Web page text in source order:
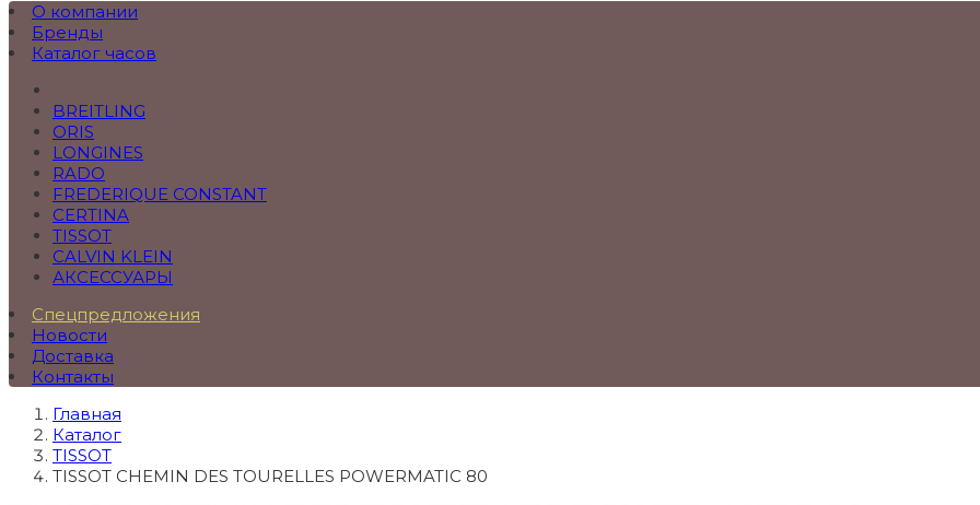
О компании
Бренды
Каталог часов
BREITLING
ORIS
LONGINES
RADO
FREDERIQUE CONSTANT
CERTINA
TISSOT
CALVIN KLEIN
АКСЕССУАРЫ
Спецпредложения
Новости
Доставка
Контакты
Главная
Каталог
TISSOT
TISSOT CHEMIN DES TOURELLES POWERMATIC 80